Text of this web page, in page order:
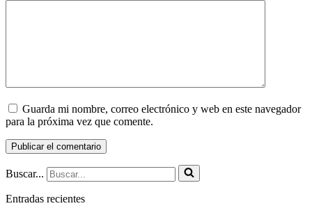
Guarda mi nombre, correo electrónico y web en este navegador
para la próxima vez que comente.
Buscar...
Entradas recientes